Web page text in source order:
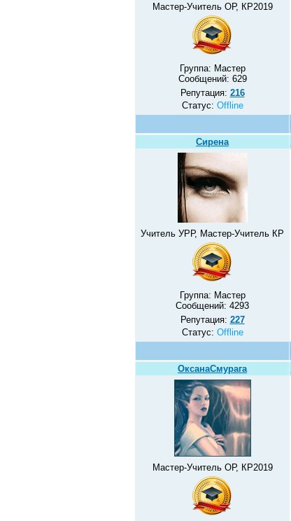
Мастер-Учитель ОР, КР2019
Группа: Мастер
Сообщений: 629
Репутация: 216
Статус: Offline
Сирена
Учитель УРР, Мастер-Учитель КР
Группа: Мастер
Сообщений: 4293
Репутация: 227
Статус: Offline
ОксанаСмурага
Мастер-Учитель ОР, КР2019